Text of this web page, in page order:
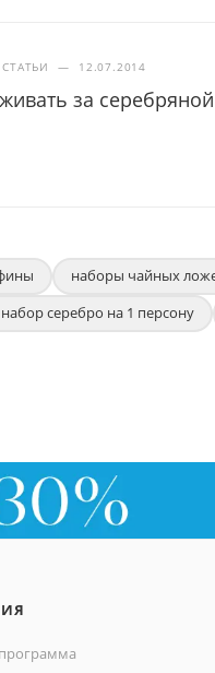
— 12.07.2014
за
наборы чайных
серебро на 1 персону